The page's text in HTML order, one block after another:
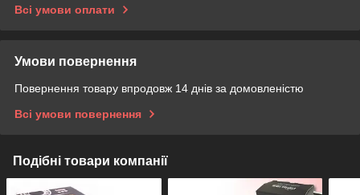
Всі умови оплати
Умови повернення
Повернення товару впродовж 14 днів за домовленістю
Всі умови повернення
Подібні товари компанії